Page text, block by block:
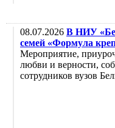
08.07.2026 В НИУ
семей «Формула
Мероприятие,
любви и верности,
сотрудников вузов